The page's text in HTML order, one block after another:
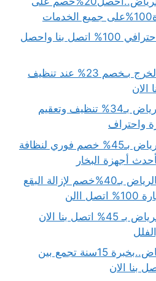
جلي بلاط النسيم جلي احترافي 100% اتصل بنا واحصل
شركة تنظيف فرشات بالخرج بـخصم 23% عند تنظيف
شركة تنظيف مكاتب بالرياض بـ34% تنظيف وتعقيم
واحتراف
شركة تنظيف بالبخار بالرياض بـ45% خصم فوري لنظافة
أجهزة البخار
شركة تنظيف الجدران بالرياض بـ40%خصم لإزالة البقع
شركة تنظيف شبابيك بالرياض بـ 45% اتصل بنا الان
شركة ترميم منازل بالرياض..بخبرة 15سنة تجمع بين